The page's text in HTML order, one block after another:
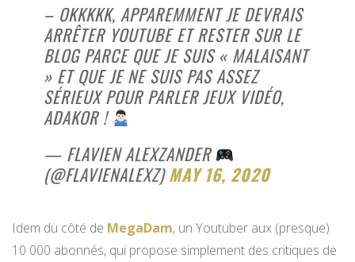
– OKKKKK, APPAREMMENT JE DEVRAIS
ARRÊTER YOUTUBE ET RESTER SUR LE
BLOG PARCE QUE JE SUIS « MALAISANT
» ET QUE JE NE SUIS PAS ASSEZ
SÉRIEUX POUR PARLER JEUX VIDÉO,
ADAKOR !
— FLAVIEN ALEXZANDER
(@FLAVIENALEXZ)MAY 16, 2020
Idem du côté de MegaDam, un Youtuber aux (presque)
10 000 abonnés, qui propose simplement des critiques de